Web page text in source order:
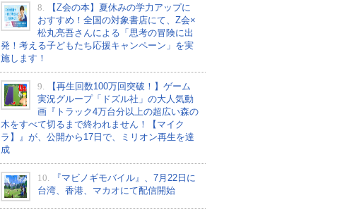
8.
【Z会の本】夏休みの学力アップに
おすすめ！全国の対象書店にて、Z会×
松丸亮吾さんによる「思考の冒険に出
発！考える子どもたち応援キャンペーン」を実
施します！
9.
【再生回数100万回突破！】ゲーム
実況グループ「ドズル社」の大人気動
画『トラック4万台分以上の超広い森の
木をすべて切るまで終われません！【マイク
ラ】』が、公開から17日で、ミリオン再生を達
成
10.
『マビノギモバイル』、7月22日に
台湾、香港、マカオにて配信開始